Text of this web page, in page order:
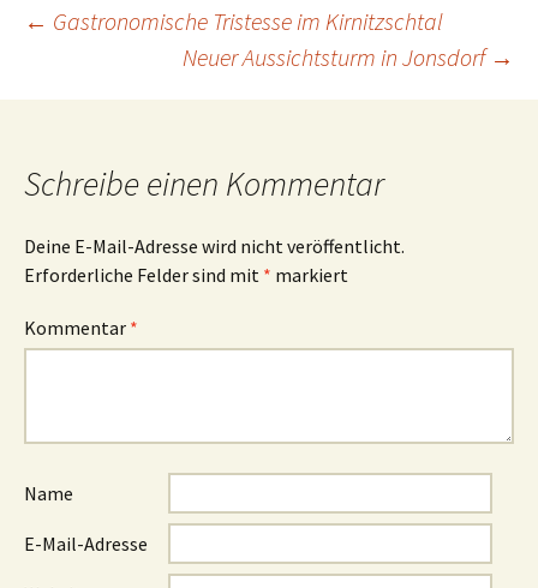
Beitrags-
Navigation
← Gastronomische Tristesse im Kirnitzschtal
Neuer Aussichtsturm in Jonsdorf →
Schreibe einen Kommentar
Deine E-Mail-Adresse wird nicht veröffentlicht.
Erforderliche Felder sind mit * markiert
Kommentar *
Name
E-Mail-Adresse